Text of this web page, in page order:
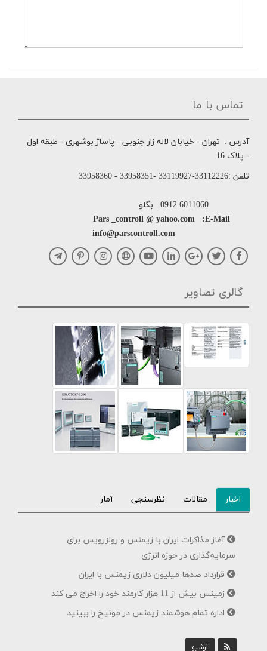
تماس با ما
آدرس : تهران - خیابان لاله زار جنوبی - پاساژ بوشهری - طبقه اول
- پلاک 16
تلفن :33112226-33119927 -33958351 - 33958360
Pars _controll @ yahoo.com :E-Mail
گالری تصاویر
اخبار مقالات نظرسنجی آمار
آغاز مذاکرات ایران با زیمنس و رولزرویس برای
سرمایه‌گذاری در حوزه انرژی
قرارداد صدها میلیون دلاری زیمنس با ایران
زمینس بیش از 11 هزار کارمند خود را اخراج می کند
اداره تمام هوشمند زیمنس در مونیخ را ببینید
آرشیو